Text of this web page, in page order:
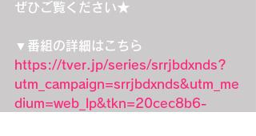
ぜひご覧ください★
▼番組の詳細はこちら
https://tver.jp/series/srrjbdxnds?
utm_campaign=srrjbdxnds&utm_me
dium=web_lp&tkn=20cec8b6-